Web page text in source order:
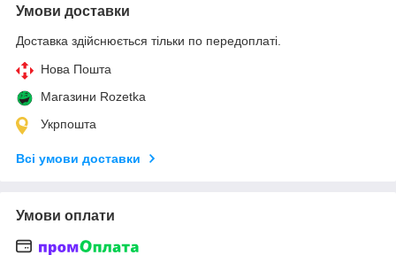
Умови доставки
Доставка здійснюється тільки по передоплаті.
Нова Пошта
Магазини Rozetka
Укрпошта
Всі умови доставки
Умови оплати